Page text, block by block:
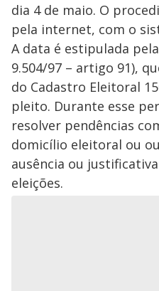
dia 4 de maio. O
pela internet, com o
A data é estipulada
9.504/97 – artigo 91),
do Cadastro Eleitoral
pleito. Durante esse
resolver pendências
domicílio eleitoral ou
ausência ou
eleições.